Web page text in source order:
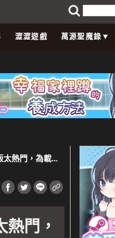
澀澀遊戲 萬源聖魔錄
熱門，為載補
門，